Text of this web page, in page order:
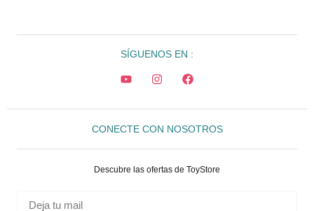
SÍGUENOS EN :
CONECTE CON NOSOTROS
Descubre las ofertas de ToyStore